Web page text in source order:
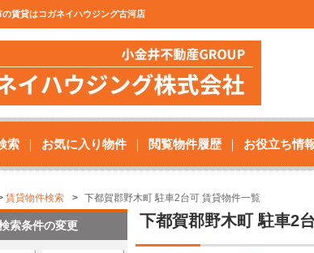
賃貸はコガネイハウジング古河店
索 お気に入り物件 閲覧物件履歴 お役立ち情
賃貸物件検索 下都賀郡野木町 駐車2台可 賃貸物件一覧
下都賀郡野木町 駐車2
索条件の変更